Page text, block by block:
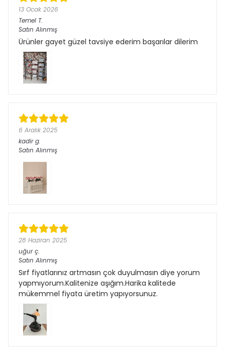
13 Ocak 2026
Temel T.
Satın Alınmış
Ürünler gayet güzel tavsiye ederim başarılar dilerim
6 Aralık 2025
kadir g.
Satın Alınmış
28 Haziran 2025
uğur ç.
Satın Alınmış
Sırf fiyatlarınız artmasın çok duyulmasın diye yorum
yapmıyorum.Kalitenize aşığım.Harika kalitede
mükemmel fiyata üretim yapıyorsunuz.